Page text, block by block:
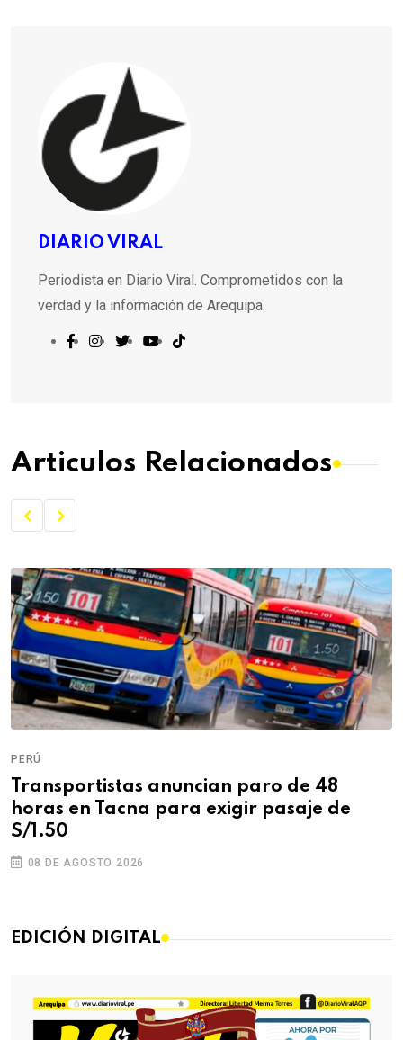
DIARIO VIRAL
Periodista en Diario Viral. Comprometidos con la
verdad y la información de Arequipa.
Articulos Relacionados
PERÚ
Transportistas anuncian paro de 48
horas en Tacna para exigir pasaje de
S/1.50
08 DE AGOSTO 2026
EDICIÓN DIGITAL